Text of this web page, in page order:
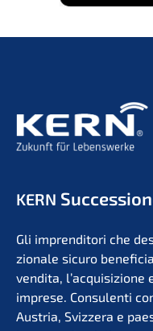
KERN
Gli impren­di­to­ri che
zio­na­le sicuro
vendita, l’acqui­si­zio­ne
impre­se. Consu­len­ti
Austria, Svizzera e